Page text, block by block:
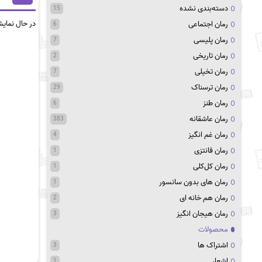
در حال
دسته‌بندی نشده
15
رمان اجتماعی 6
رمان پلیسی 7
رمان تاریخی 2
رمان تخیلی 7
رمان ترسناک 29
رمان طنز 6
رمان عاشقانه 383
رمان غم انگیز 4
رمان فانتزی 1
رمان کل‌کلی 1
رمان های بدون سانسور 1
رمان هم خانه ای 2
رمان هیجان انگیز 3
محصولات
اشتراک ها
3